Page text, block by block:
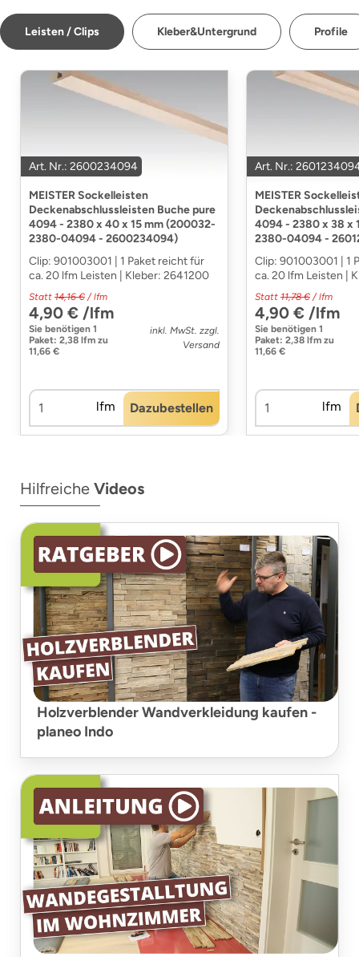
Leisten / Clips Kleber&Untergrund Profile
Art. Nr.: 2600234094
MEISTER Sockelleisten
Deckenabschlussleisten Buche pure
4094 - 2380 x 40 x 15 mm (200032-
2380-04094 - 2600234094)
Clip: 901003001 | 1 Paket reicht für
ca. 20 lfm Leisten | Kleber: 2641200
Statt 14,16 € / lfm
4,90 € /lfm
Sie benötigen 1
Paket: 2,38 lfm zu
11,66 €
inkl. MwSt. zzgl.
Versand
lfm Dazubestellen
Art. Nr.:
MEISTER
4094 - 2380 x 38 x
2380-04094 -
Clip: 901003001 | 1
ca. 20 lfm Leisten |
Statt 11,78 € / lfm
4,90 € /lfm
Sie benötigen 1
Paket: 2,38 lfm zu
11,66 €
lfm
Hilfreiche Videos
Holzverblender Wandverkleidung kaufen -
planeo Indo